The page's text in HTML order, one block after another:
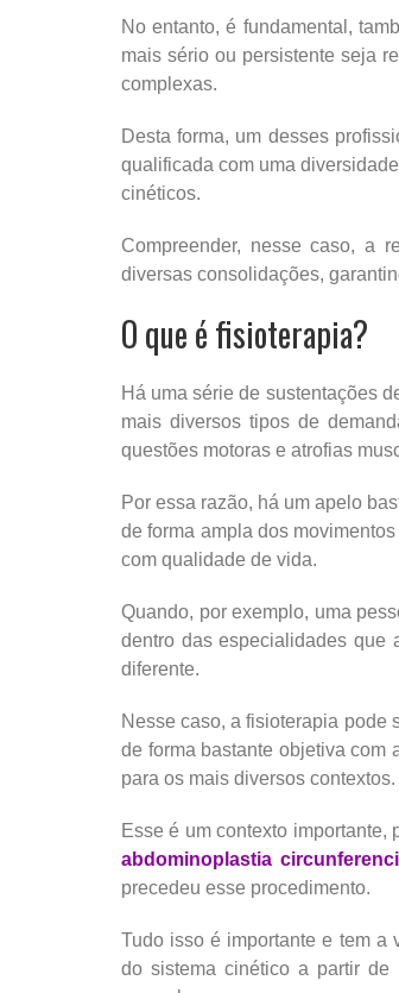
No entanto, é fundamental,
mais sério ou persistente seja
complexas.
Desta forma, um desses
qualificada com uma
cinéticos.
Compreender, nesse caso, a
diversas consolidações,
O que é fisioterapia?
Há uma série de sustentações
mais diversos tipos de
questões motoras e atrofias
Por essa razão, há um apelo
de forma ampla dos
com qualidade de vida.
Quando, por exemplo, uma
dentro das especialidades que
diferente.
Nesse caso, a fisioterapia pode
de forma bastante objetiva com
para os mais diversos contextos.
Esse é um contexto
abdominoplastia
precedeu esse procedimento.
Tudo isso é importante e tem a
do sistema cinético a partir de